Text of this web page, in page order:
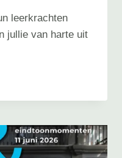
leerkrachten
jullie van harte uit